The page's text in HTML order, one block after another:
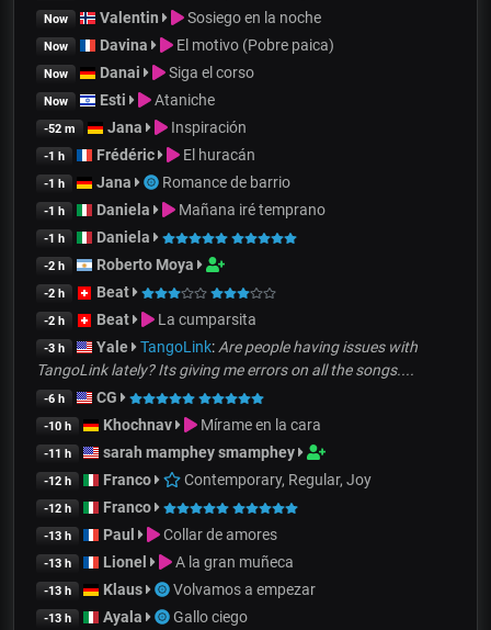
Now Valentin Sosiego en la noche
Now Davina El motivo (Pobre paica)
Now Danai Siga el corso
Now Esti Ataniche
-52 m Jana Inspiración
-1 h Frédéric El huracán
-1 h Jana Romance de barrio
-1 h Daniela Mañana iré temprano
-1 h Daniela
-2 h Roberto Moya
-2 h Beat
-2 h Beat La cumparsita
-3 h Yale TangoLink: Are people having issues with
TangoLink lately? Its giving me errors on all the songs....
-6 h CG
-10 h Khochnav Mírame en la cara
-11 h sarah mamphey smamphey
-12 h Franco Contemporary, Regular, Joy
-12 h Franco
-13 h Paul Collar de amores
-13 h Lionel A la gran muñeca
-13 h Klaus Volvamos a empezar
-13 h Ayala Gallo ciego